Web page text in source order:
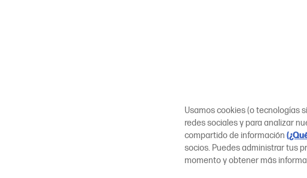
Usamos cookies (o tecnologías
redes sociales y para analizar
compartido de información
socios. Puedes administrar tus
momento y obtener más